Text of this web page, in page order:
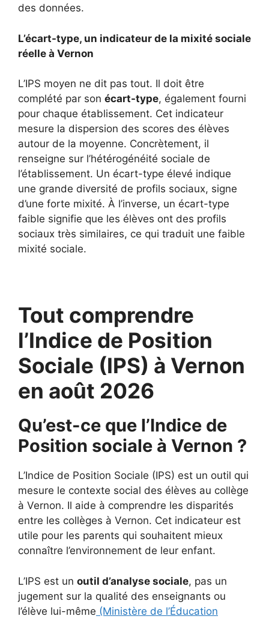
des données.
L’écart-type, un indicateur de la mixité sociale
réelle à Vernon
L’IPS moyen ne dit pas tout. Il doit être
complété par son écart-type, également fourni
pour chaque établissement. Cet indicateur
mesure la dispersion des scores des élèves
autour de la moyenne. Concrètement, il
renseigne sur l’hétérogénéité sociale de
l’établissement. Un écart-type élevé indique
une grande diversité de profils sociaux, signe
d’une forte mixité. À l’inverse, un écart-type
faible signifie que les élèves ont des profils
sociaux très similaires, ce qui traduit une faible
mixité sociale.
Tout comprendre
l’Indice de Position
Sociale (IPS) à Vernon
en août 2026
Qu’est-ce que l’Indice de
Position sociale à Vernon ?
L’Indice de Position Sociale (IPS) est un outil qui
mesure le contexte social des élèves au collège
à Vernon. Il aide à comprendre les disparités
entre les collèges à Vernon. Cet indicateur est
utile pour les parents qui souhaitent mieux
connaître l’environnement de leur enfant.
L’IPS est un outil d’analyse sociale, pas un
jugement sur la qualité des enseignants ou
l’élève lui-même (Ministère de l’Éducation